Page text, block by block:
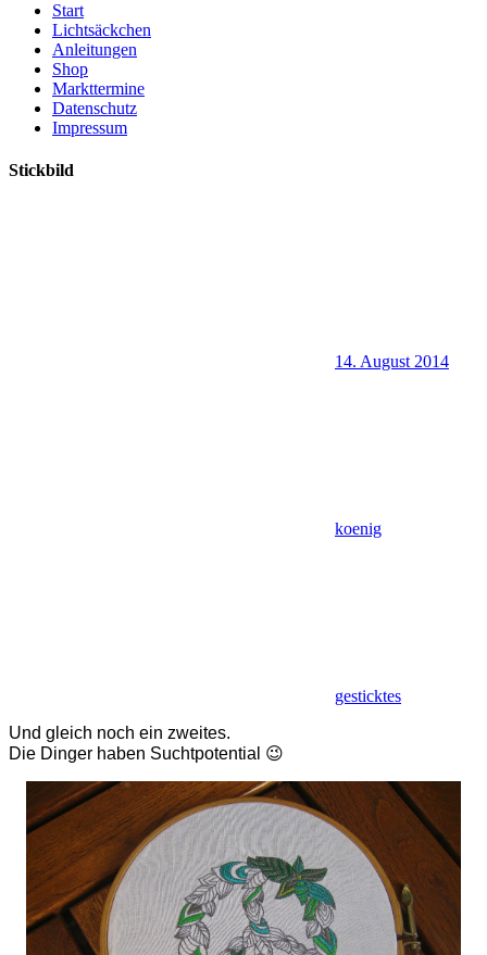
Start
Lichtsäckchen
Anleitungen
Shop
Markttermine
Datenschutz
Impressum
Stickbild
14. August 2014
koenig
gesticktes
Und gleich noch ein zweites.
Die Dinger haben Suchtpotential 😉